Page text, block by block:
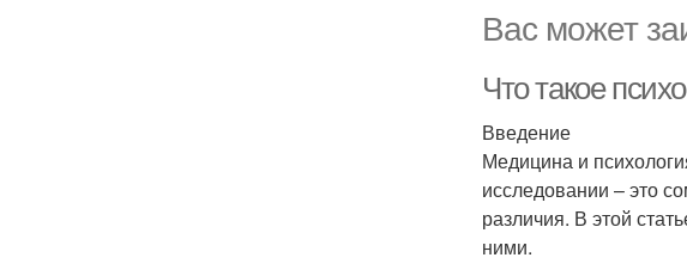
Вас может
Что такое
Введение
Медицина и
исследовании – это
различия. В этой
ними.